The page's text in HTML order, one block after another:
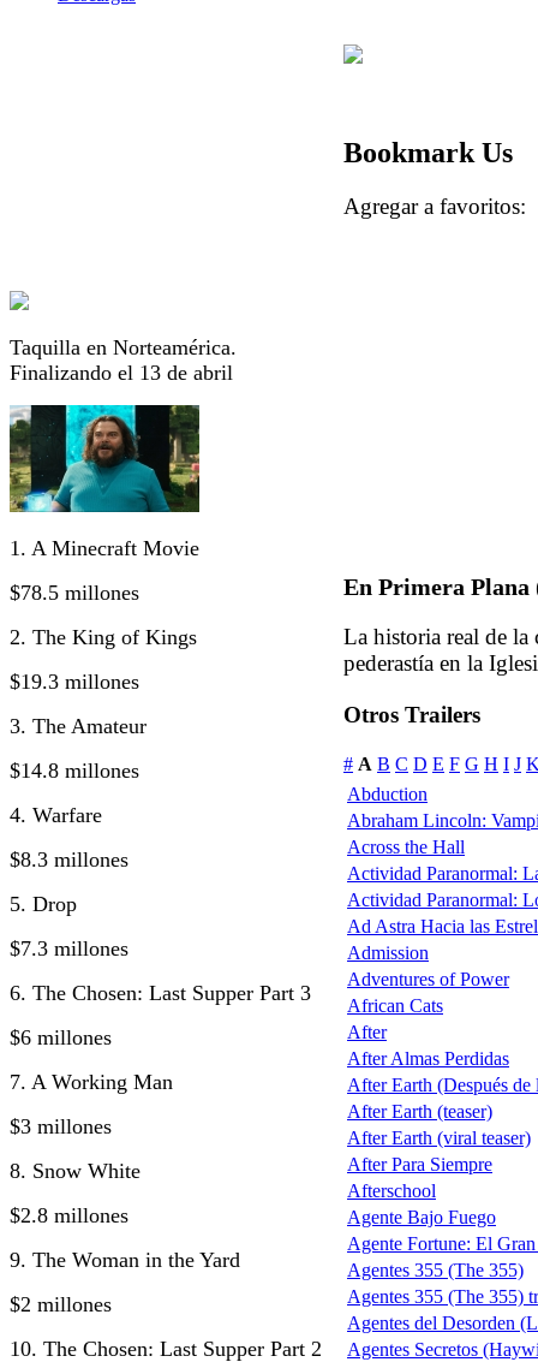
Taquilla en Norteamérica.
Finalizando el 13 de abril
1. A Minecraft Movie
$78.5 millones
2. The King of Kings
$19.3 millones
3. The Amateur
$14.8 millones
4. Warfare
$8.3 millones
5. Drop
$7.3 millones
6. The Chosen: Last Supper Part 3
$6 millones
7. A Working Man
$3 millones
8. Snow White
$2.8 millones
9. The Woman in the Yard
$2 millones
10. The Chosen: Last Supper Part 2
Bookmark Us
Agregar a
En Primera
La historia real de la
pederastía en la
Otros Trailers
# A B C D E F G H I J
Abduction
Abraham Lincoln:
Across the Hall
Actividad Paranormal:
Actividad Paranormal:
Ad Astra Hacia las
Admission
Adventures of Power
African Cats
After
After Almas Perdidas
After Earth (Después de
After Earth (teaser)
After Earth (viral teaser)
After Para Siempre
Afterschool
Agente Bajo Fuego
Agente Fortune: El
Agentes 355 (The 355)
Agentes 355 (The 355)
Agentes del Desorden
Agentes Secretos